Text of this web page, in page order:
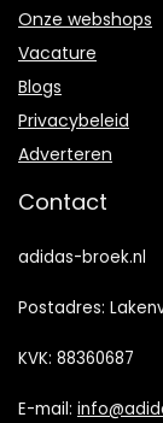
Onze webshops
Vacature
Blogs
Privacybeleid
Adverteren
Contact
adidas-broek.nl
Postadres:
KVK: 88360687
E-mail: